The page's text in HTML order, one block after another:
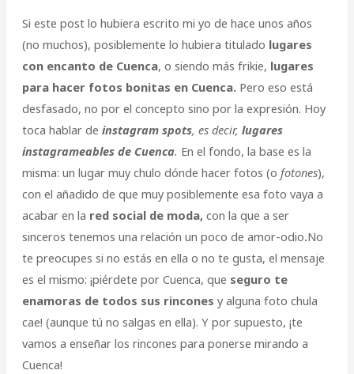
Si este post lo hubiera escrito mi yo de hace unos años
(no muchos), posiblemente lo hubiera titulado lugares
con encanto de Cuenca, o siendo más frikie, lugares
para hacer fotos bonitas en Cuenca. Pero eso está
desfasado, no por el concepto sino por la expresión. Hoy
toca hablar de instagram spots, es decir, lugares
instagrameables de Cuenca. En el fondo, la base es la
misma: un lugar muy chulo dónde hacer fotos (o fotones),
con el añadido de que muy posiblemente esa foto vaya a
acabar en la red social de moda,con la que a ser
sinceros tenemos una relación un poco de amor-odio.No
te preocupes si no estás en ella o no te gusta, el mensaje
es el mismo: ¡piérdete por Cuenca, que seguro te
enamoras de todos sus rincones y alguna foto chula
cae! (aunque tú no salgas en ella). Y por supuesto, ¡te
vamos a enseñar los rincones para ponerse mirando a
Cuenca!